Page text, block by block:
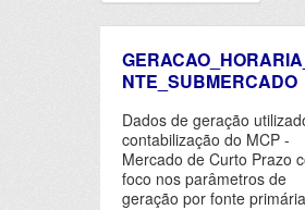
NTE_SUBMERCADO
Dados de geração
contabilização do MCP -
Mercado de Curto Prazo
foco nos parâmetros de
geração por fonte